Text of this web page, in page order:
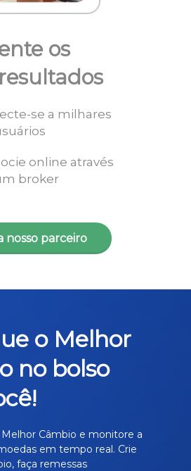
os
se a milhares
online através
broker
nosso parceiro
o Melhor
no bolso
Câmbio e monitore a
em tempo real. Crie
faça remessas